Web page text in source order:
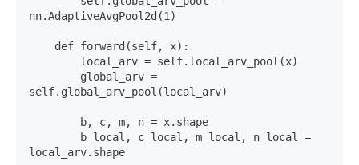
nn.AdaptiveAvgPool2d(1)
self.global_arv_pool(local_arv)
local_arv.shape